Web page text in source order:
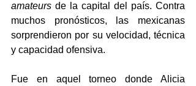
amateurs de la capital del país. Contra
muchos pronósticos, las mexicanas
sorprendieron por su velocidad, técnica
y capacidad ofensiva.
Fue en aquel torneo donde Alicia